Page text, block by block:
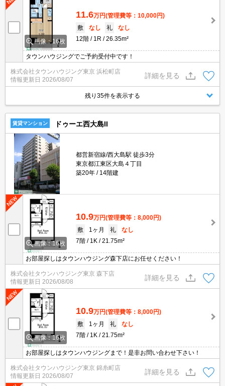
画像：16枚
11.6万円(管理費等：10,000円)
敷
なし 礼
なし
12階
1R 26.35m²
タウンハウジングでご予約受付中です！
株式会社タウンハウジング東京 浜松町店
情報更新日 2026/08/07
詳細を見る
残り35件を表示する
賃貸マンション ドゥーエ西大島II
都営新宿線/西大島駅 徒歩3分
東京都江東区大島４丁目
築20年
14階建
画像：16枚
10.9万円(管理費等：8,000円)
敷
1ヶ月 礼
なし
7階
1K 21.75m²
お部屋探しはタウンハウジング森下店にお任せください！
株式会社タウンハウジング東京 森下店
情報更新日 2026/08/08
詳細を見る
画像：16枚
10.9万円(管理費等：8,000円)
敷
1ヶ月 礼
なし
7階
1K 21.75m²
お部屋探しはタウンハウジングまで！是非お問い合わせ下さい！
株式会社タウンハウジング東京 錦糸町店
情報更新日 2026/08/07
詳細を見る